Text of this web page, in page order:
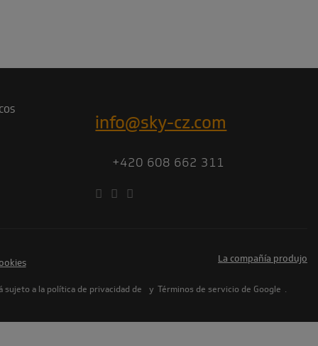
info@sky-cz.com
+420 608 662 311
la compañía produjo
sujeto a la política de privacidad de y Términos de servicio de Google .